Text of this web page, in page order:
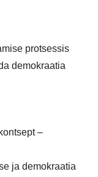
protsessis
demokraatia
–
ja demokraatia